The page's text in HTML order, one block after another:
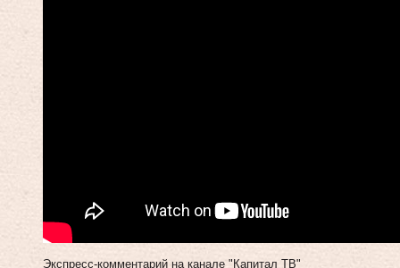
Экспресс-комментарий на канале "Капитал ТВ"